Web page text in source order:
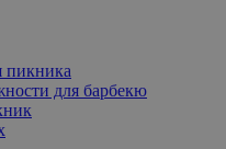
пикника
для барбекю